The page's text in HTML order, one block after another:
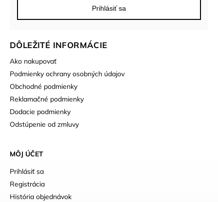
DÔLEŽITÉ INFORMÁCIE
Ako nakupovať
Podmienky ochrany osobných údajov
Obchodné podmienky
Reklamačné podmienky
Dodacie podmienky
Odstúpenie od zmluvy
MÔJ ÚČET
Prihlásiť sa
Registrácia
História objednávok
Prihlásiť sa